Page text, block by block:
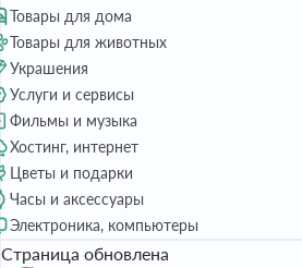
Товары для дома
Товары для животных
Украшения
Услуги и сервисы
Фильмы и музыка
Хостинг, интернет
Цветы и подарки
Часы и аксессуары
Электроника, компьютеры
Страница обновлена